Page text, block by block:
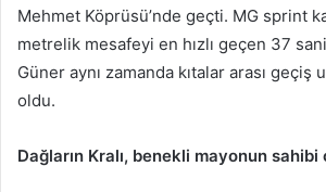
Mehmet Köprüsü’nde geçti. MG sprint
metrelik mesafeyi en hızlı geçen 37
Güner aynı zamanda kıtalar arası geçiş
oldu.
Dağların Kralı, benekli mayonun sahibi